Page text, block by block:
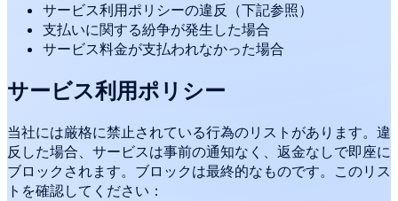
サービス利用ポリシーの違反（下記参照）
支払いに関する紛争が発生した場合
サービス料金が支払われなかった場合
サービス利用ポリシー
当社には厳格に禁止されている行為のリストがあります。違
反した場合、サービスは事前の通知なく、返金なしで即座に
ブロックされます。ブロックは最終的なものです。このリス
トを確認してください：